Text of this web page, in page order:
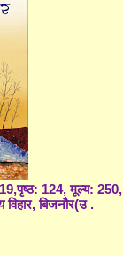
124, मूल्य: 250,
विहार, बिजनौर(उ .